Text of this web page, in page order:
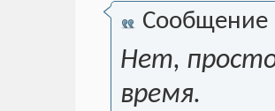
Сообщение
Нет,
время.